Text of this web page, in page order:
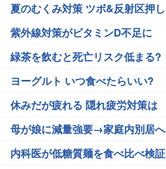
夏のむくみ対策 ツボ&反射区押し
紫外線対策がビタミンD不足に
緑茶を飲むと死亡リスク低まる?
ヨーグルト いつ食べたらいい?
休みだが疲れる 隠れ疲労対策は
母が娘に減量強要→家庭内別居へ
内科医が低糖質麺を食べ比べ検証